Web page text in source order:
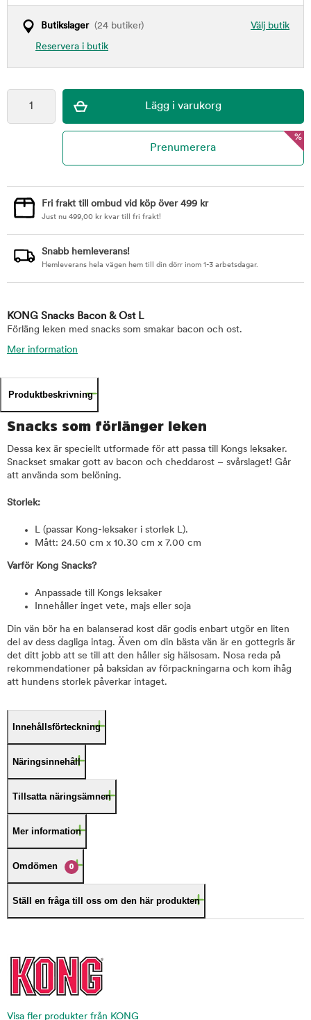
Välj butik
Butikslager(24 butiker)
Reservera i butik
%
Fri frakt till ombud vid köp över 499 kr
Just nu 499,00 kr kvar till fri frakt!
Snabb hemleverans!
Hemleverans hela vägen hem till din dörr inom 1-3 arbetsdagar.
KONG Snacks Bacon & Ost L
Förläng leken med snacks som smakar bacon och ost.
Mer information
Produktbeskrivning
Snacks som förlänger leken
Dessa kex är speciellt utformade för att passa till Kongs leksaker.
Snackset smakar gott av bacon och cheddarost – svårslaget! Går
att använda som belöning.
Storlek:
L (passar Kong-leksaker i storlek L).
Mått: 24.50 cm x 10.30 cm x 7.00 cm
Varför Kong Snacks?
Anpassade till Kongs leksaker
Innehåller inget vete, majs eller soja
Din vän bör ha en balanserad kost där godis enbart utgör en liten
del av dess dagliga intag. Även om din bästa vän är en gottegris är
det ditt jobb att se till att den håller sig hälsosam. Nosa reda på
rekommendationer på baksidan av förpackningarna och kom ihåg
att hundens storlek påverkar intaget.
Innehållsförteckning
Näringsinnehåll
Tillsatta näringsämnen
Mer information
Omdömen 0
Ställ en fråga till oss om den här produkten
Visa fler produkter från KONG